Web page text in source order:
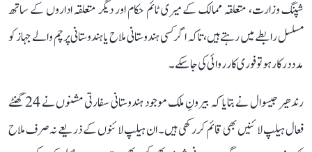
شپنگ وزارت، متعلقہ ممالک کے میری ٹائم حکام اور دیگر متعلقہ اداروں کے ساتھ
مسلسل رابطے میں رہتے ہیں، تاکہ اگر کسی ہندوستانی ملاح یا ہندوستانی پرچم والے جہاز کو
مدد درکار ہو تو فوری کارروائی کی جا سکے۔
رندھیر جیسوال نے بتایا کہ بیرونِ ملک موجود ہندوستانی سفارتی مشنوں نے 24 گھنٹے
فعال ہیلپ لائنیں بھی قائم کر رکھی ہیں۔ ان ہیلپ لائنوں کے ذریعے نہ صرف ملاح